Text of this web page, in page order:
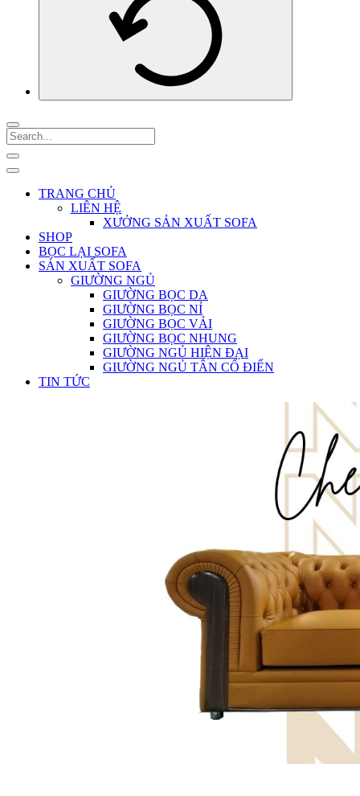
TRANG CHỦ
LIÊN HỆ
XƯỞNG SẢN XUẤT SOFA
SHOP
BỌC LẠI SOFA
SẢN XUẤT SOFA
GIƯỜNG NGỦ
GIƯỜNG BỌC DA
GIƯỜNG BỌC NỈ
GIƯỜNG BỌC VẢI
GIƯỜNG BỌC NHUNG
GIƯỜNG NGỦ HIỆN ĐẠI
GIƯỜNG NGỦ TÂN CỔ ĐIỂN
TIN TỨC